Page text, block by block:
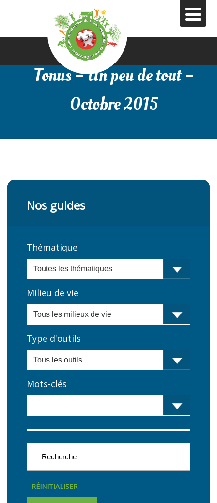
Tonus – Un peu de tout –
Octobre 2015
Nos guides
Thématique
Milieu de vie
Type d'outils
Mots-clés
RÉINITIALISER